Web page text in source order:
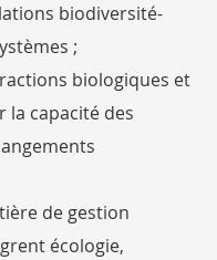
biodiversité-
;
biologiques et
la capacité des
de gestion
écologie,